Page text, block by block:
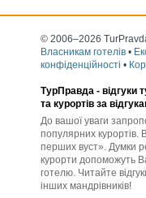
© 2006–2026
Власникам готелів •
конфіденційності •
ТурПравда - відгуки
та курортів за
До вашої уваги
популярних курортів.
перших вуст». Думки
курорти допоможуть
готелю. Читайте
інших мандрівників!